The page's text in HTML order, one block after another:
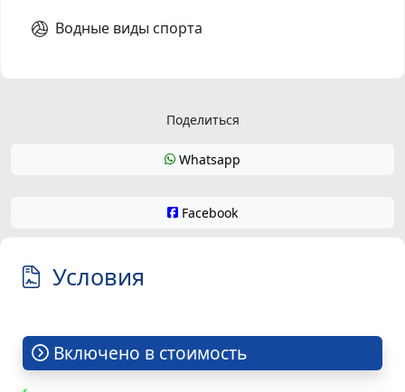
Водные виды спорта
Поделиться
Whatsapp
Facebook
Условия
Включено в стоимость